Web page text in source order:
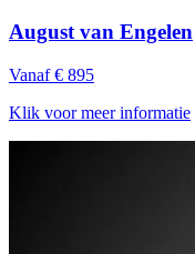
August van Engelen
Vanaf € 895
Klik voor meer informatie